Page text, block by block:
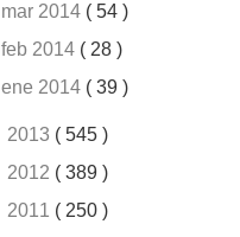
mar 2014 ( 54 )
feb 2014 ( 28 )
ene 2014 ( 39 )
2013 ( 545 )
2012 ( 389 )
2011 ( 250 )